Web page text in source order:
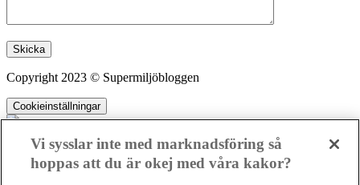
Lämna detta fält tomt.
Copyright 2023 © Supermiljöbloggen
Cookieinställningar
Vi sysslar inte med marknadsföring så
hoppas att du är okej med våra kakor?